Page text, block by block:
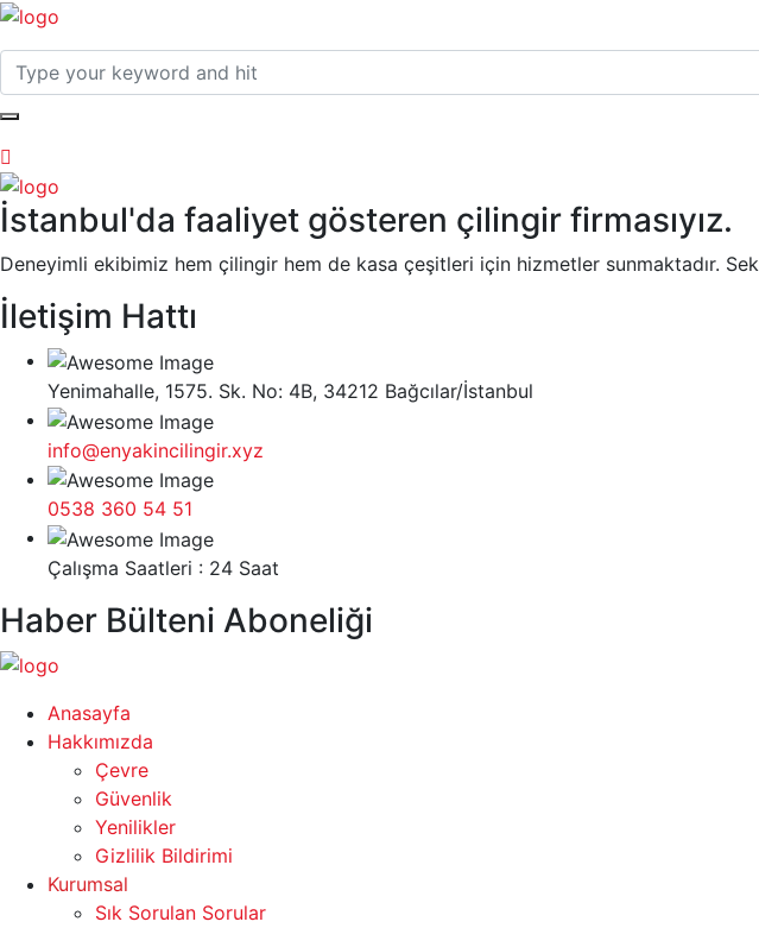
İstanbul'da faaliyet gösteren çilingir firmasıyız.
Deneyimli ekibimiz hem çilingir hem de kasa çeşitleri için hizmetler sunmaktadır.
İletişim Hattı
Yenimahalle, 1575. Sk. No: 4B, 34212 Bağcılar/İstanbul
info@enyakincilingir.xyz
0538 360 54 51
Çalışma Saatleri : 24 Saat
Haber Bülteni Aboneliği
Anasayfa
Hakkımızda
Çevre
Güvenlik
Yenilikler
Gizlilik Bildirimi
Kurumsal
Sık Sorulan Sorular